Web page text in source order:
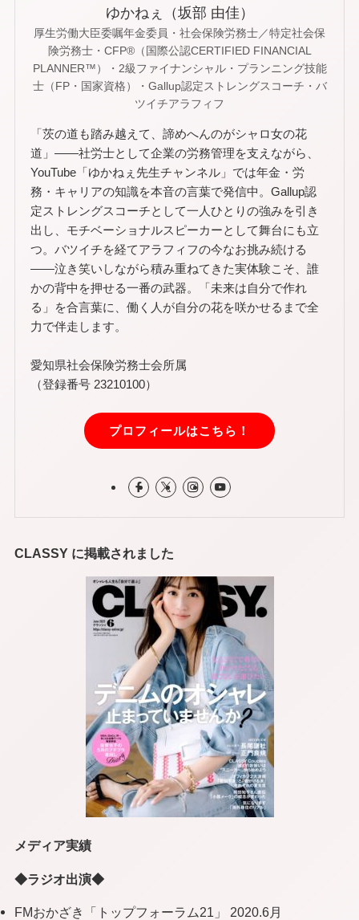
ゆかねぇ（坂部 由佳）
厚生労働大臣委嘱年金委員・社会保険労務士／特定社会保
険労務士・CFP®（国際公認CERTIFIED FINANCIAL
PLANNER™）・2級ファイナンシャル・プランニング技能
士（FP・国家資格）・Gallup認定ストレングスコーチ・バ
ツイチアラフィフ
「茨の道も踏み越えて、諦めへんのがシャロ女の花
道」——社労士として企業の労務管理を支えながら、
YouTube「ゆかねぇ先生チャンネル」では年金・労
務・キャリアの知識を本音の言葉で発信中。Gallup認
定ストレングスコーチとして一人ひとりの強みを引き
出し、モチベーショナルスピーカーとして舞台にも立
つ。バツイチを経てアラフィフの今なお挑み続ける
——泣き笑いしながら積み重ねてきた実体験こそ、誰
かの背中を押せる一番の武器。「未来は自分で作れ
る」を合言葉に、働く人が自分の花を咲かせるまで全
力で伴走します。
愛知県社会保険労務士会所属
（登録番号 23210100）
プロフィールはこちら！
CLASSY に掲載されました
メディア実績
◆ラジオ出演◆
FMおかざき「トップフォーラム21」 2020.6月